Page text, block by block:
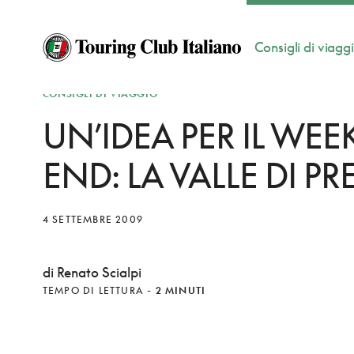
Consigli di
CONSIGLI DI VIAGGIO
UN’IDEA PER IL
END: LA VALLE DI
4 SETTEMBRE 2009
di Renato Scialpi
TEMPO DI LETTURA - 2 MINUTI